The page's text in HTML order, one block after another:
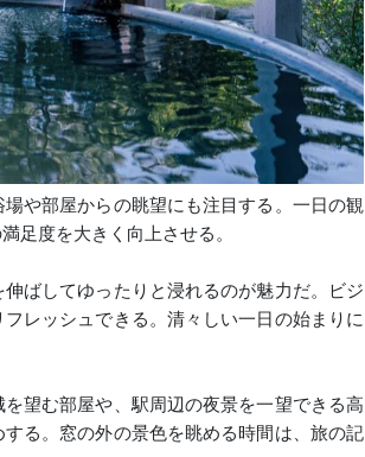
や部屋からの眺望にも注目する。一日の観
足度を大きく向上させる。
ばしてゆったりと浸れるのが魅力だ。ビジ
レッシュできる。清々しい一日の始まりに
望む部屋や、駅周辺の夜景を一望できる高
る。窓の外の景色を眺める時間は、旅の記